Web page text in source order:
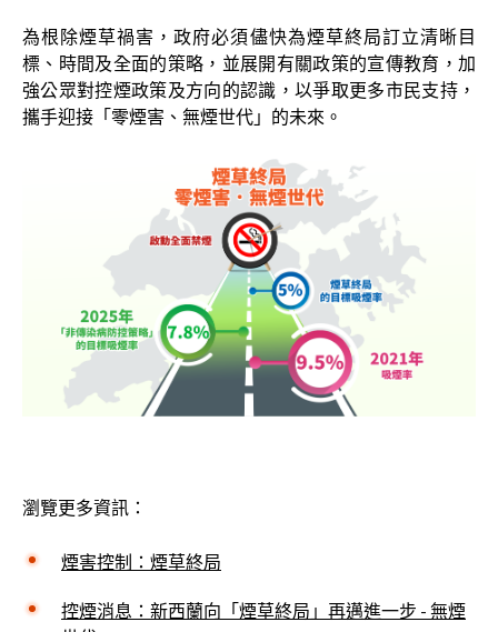
為根除煙草禍害，政府必須儘快為煙草終局訂立清晰目
標、時間及全面的策略，並展開有關政策的宣傳教育，加
強公眾對控煙政策及方向的認識，以爭取更多市民支持，
攜手迎接「零煙害、無煙世代」的未來。
瀏覽更多資訊：
煙害控制：煙草終局
控煙消息：新西蘭向「煙草終局」再邁進一步 - 無煙